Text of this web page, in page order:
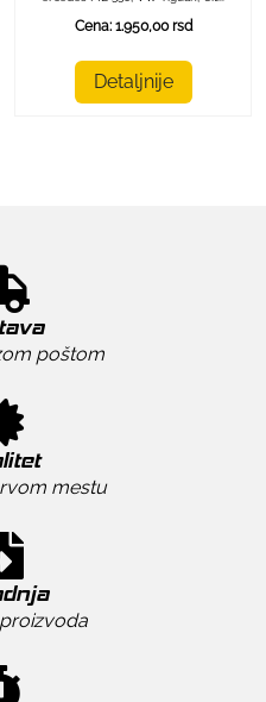
Cena: 1.950,00 rsd
Detaljnije
poštom
mestu